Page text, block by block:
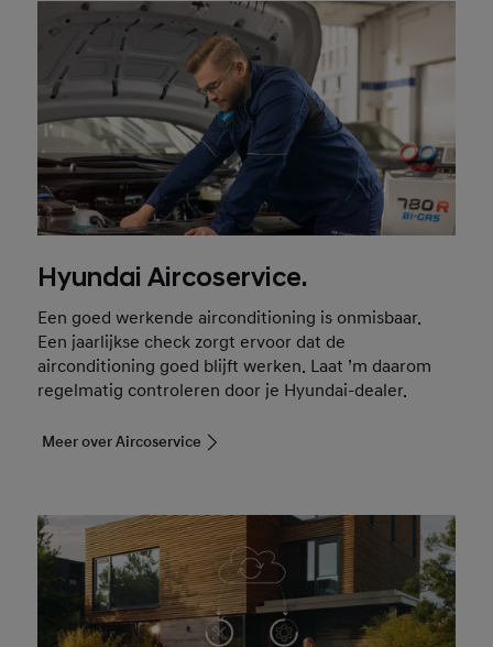
Hyundai Aircoservice.
Een goed werkende airconditioning is onmisbaar.
Een jaarlijkse check zorgt ervoor dat de
airconditioning goed blijft werken. Laat ’m daarom
regelmatig controleren door je Hyundai-dealer.
Meer over Aircoservice